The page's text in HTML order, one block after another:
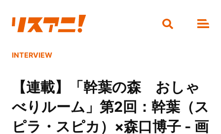
INTERVIEW
【連載】「幹葉の森 おしゃ
べりルーム」第2回：幹葉（ス
ピラ・スピカ）×森口博子 - 画